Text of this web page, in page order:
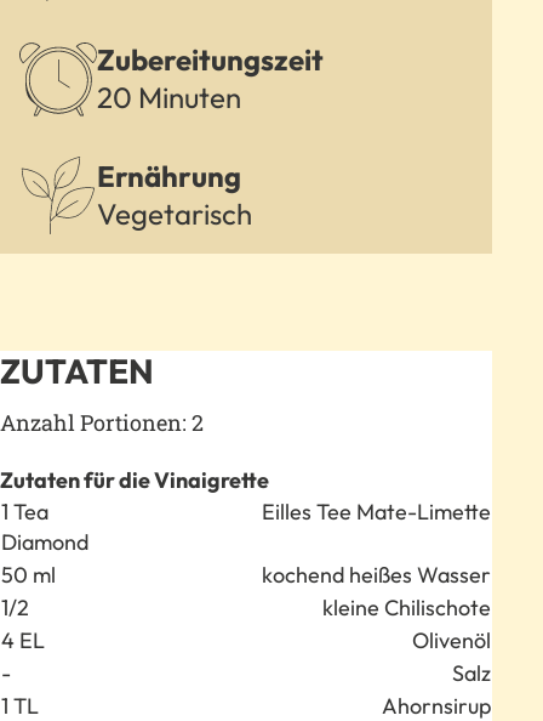
Zubereitungszeit
20 Minuten
Ernährung
Vegetarisch
ZUTATEN
Anzahl Portionen: 2
Zutaten für die Vinaigrette
Anzahl
1 Tea
Diamond
Eilles Tee Mate-Limette
50 ml
kochend heißes Wasser
1/2
kleine Chilischote
4 EL
Olivenöl
-
Salz
1 TL
Ahornsirup